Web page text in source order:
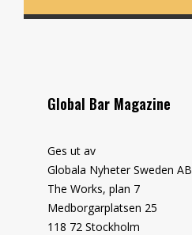
Global Bar Magazine
Ges ut av
Globala Nyheter Sweden AB
The Works, plan 7
Medborgarplatsen 25
118 72 Stockholm